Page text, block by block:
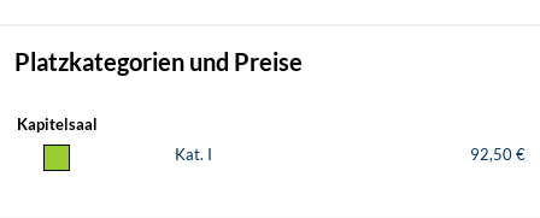
Platzkategorien und Preise
Kapitelsaal
Kat. I
92,50 €